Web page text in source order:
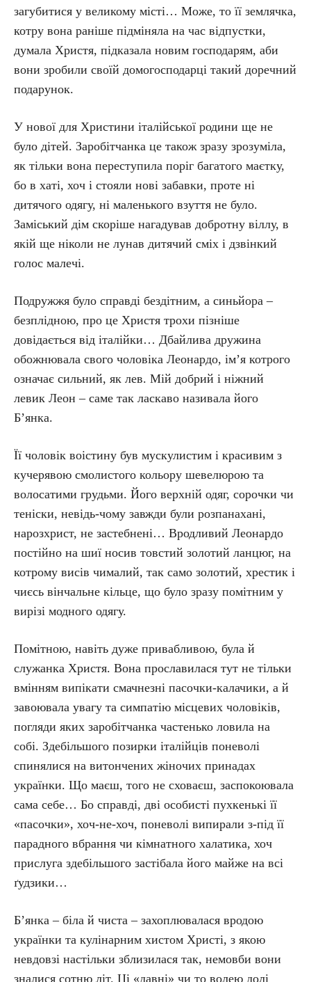
загубитися у великому місті… Може, то її землячка,
котру вона раніше підміняла на час відпустки,
думала Христя, підказала новим господарям, аби
вони зробили своїй домогосподарці такий доречний
подарунок.
У нової для Христини італійської родини ще не
було дітей. Заробітчанка це також зразу зрозуміла,
як тільки вона переступила поріг багатого маєтку,
бо в хаті, хоч і стояли нові забавки, проте ні
дитячого одягу, ні маленького взуття не було.
Заміський дім скоріше нагадував добротну віллу, в
якій ще ніколи не лунав дитячий сміх і дзвінкий
голос малечі.
Подружжя було справді бездітним, а синьйора –
безплідною, про це Христя трохи пізніше
довідається від італійки… Дбайлива дружина
обожнювала свого чоловіка Леонардо, ім’я котрого
означає сильний, як лев. Мій добрий і ніжний
левик Леон – саме так ласкаво називала його
Б’янка.
Її чоловік воістину був мускулистим і красивим з
кучерявою смолистого кольору шевелюрою та
волосатими грудьми. Його верхній одяг, сорочки чи
теніски, невідь-чому завжди були розпанахані,
нарозхрист, не застебнені… Вродливий Леонардо
постійно на шиї носив товстий золотий ланцюг, на
котрому висів чималий, так само золотий, хрестик і
чиєсь вінчальне кільце, що було зразу помітним у
вирізі модного одягу.
Помітною, навіть дуже привабливою, була й
служанка Христя. Вона прославилася тут не тільки
вмінням випікати смачнезні пасочки-калачики, а й
завоювала увагу та симпатію місцевих чоловіків,
погляди яких заробітчанка частенько ловила на
собі. Здебільшого позирки італійців поневолі
спинялися на витончених жіночих принадах
українки. Що маєш, того не сховаєш, заспокоювала
сама себе… Бо справді, дві особисті пухкенькі її
«пасочки», хоч-не-хоч, поневолі випирали з-під її
парадного вбрання чи кімнатного халатика, хоч
прислуга здебільшого застібала його майже на всі
ґудзики…
Б’янка – біла й чиста – захоплювалася вродою
українки та кулінарним хистом Христі, з якою
невдовзі настільки зблизилася так, немовби вони
зналися сотню літ. Ці «давні» чи то волею долі